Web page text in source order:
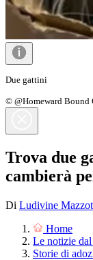
Due gattini
© @Homeward Bound
Trova due
cambierà
Di Ludivine
Home
Le notizie
Storie di